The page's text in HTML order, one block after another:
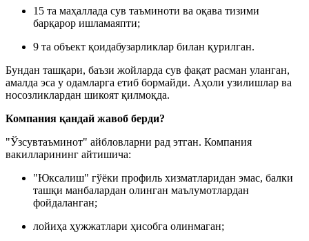
15 та маҳаллада сув таъминоти ва оқава тизими
барқарор ишламаяпти;
9 та объект қоидабузарликлар билан қурилган.
Бундан ташқари, баъзи жойларда сув фақат расман уланган,
амалда эса у одамларга етиб бормайди. Аҳоли узилишлар ва
носозликлардан шикоят қилмоқда.
Компания қандай жавоб берди?
"Ўзсувтаъминот" айбловларни рад этган. Компания
вакилларининг айтишича:
"Юксалиш" гўёки профиль хизматларидан эмас, балки
ташқи манбалардан олинган маълумотлардан
фойдаланган;
лойиҳа ҳужжатлари ҳисобга олинмаган;